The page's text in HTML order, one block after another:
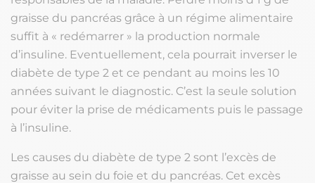
graisse du pancréas grâce à un régime alimentaire
suffit à « redémarrer » la production normale
d’insuline. Eventuellement, cela pourrait inverser le
diabète de type 2 et ce pendant au moins les 10
années suivant le diagnostic. C’est la seule solution
pour éviter la prise de médicaments puis le passage
à l’insuline.
Les causes du diabète de type 2 sont l’excès de
graisse au sein du foie et du pancréas. Cet excès